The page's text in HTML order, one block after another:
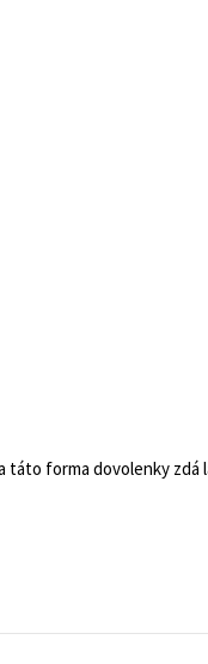
táto forma dovolenky zdá